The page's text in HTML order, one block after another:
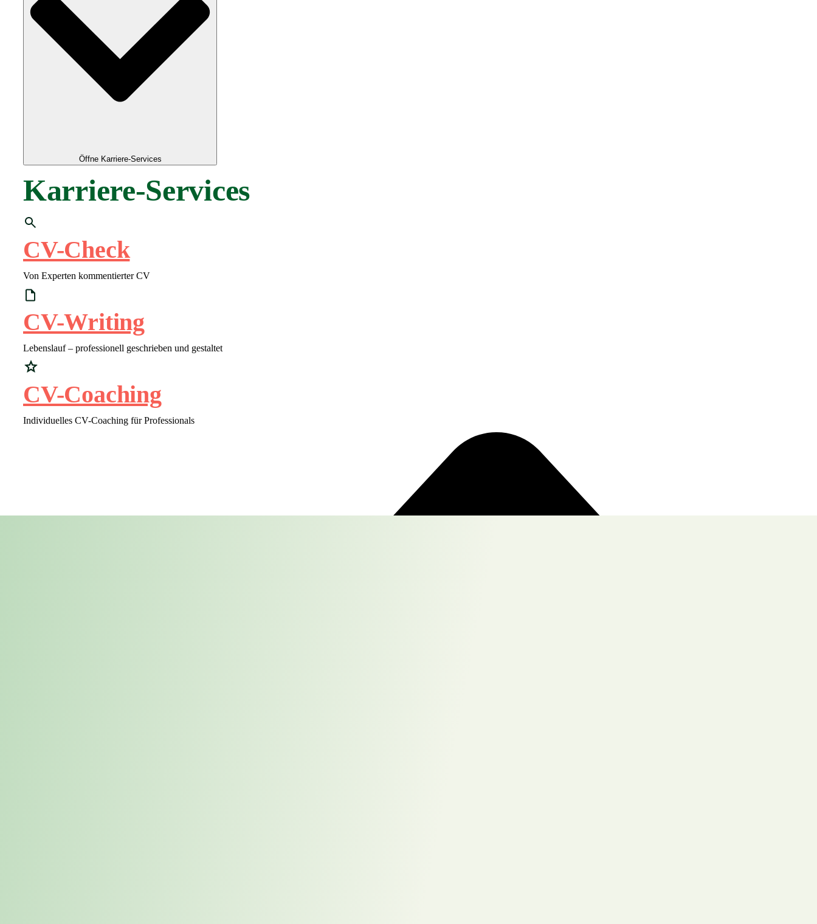
Öffne Karriere-Services
Karriere-Services
CV-Check
Von Experten kommentierter CV
CV-Writing
Lebenslauf – professionell geschrieben und gestaltet
CV-Coaching
Individuelles CV-Coaching für Professionals